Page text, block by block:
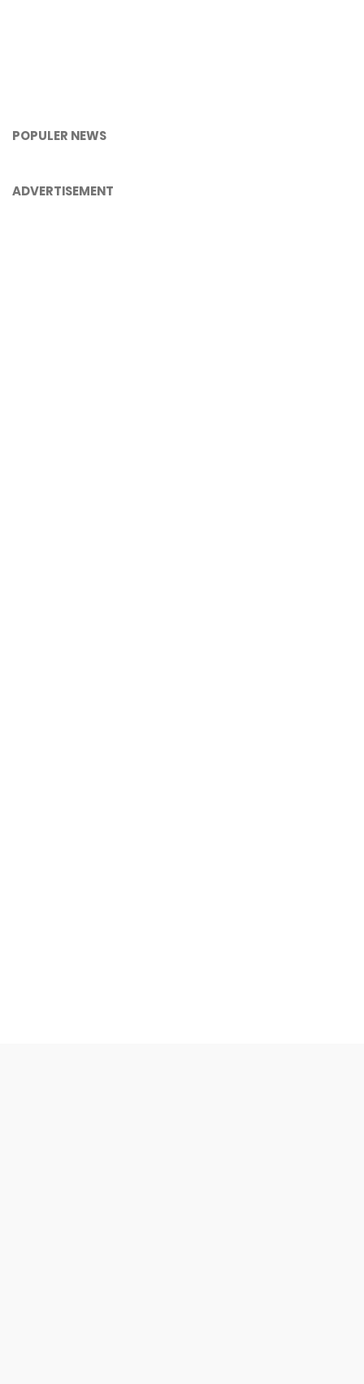
POPULER NEWS
ADVERTISEMENT